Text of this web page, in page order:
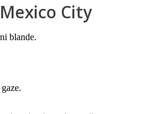
City
blande.